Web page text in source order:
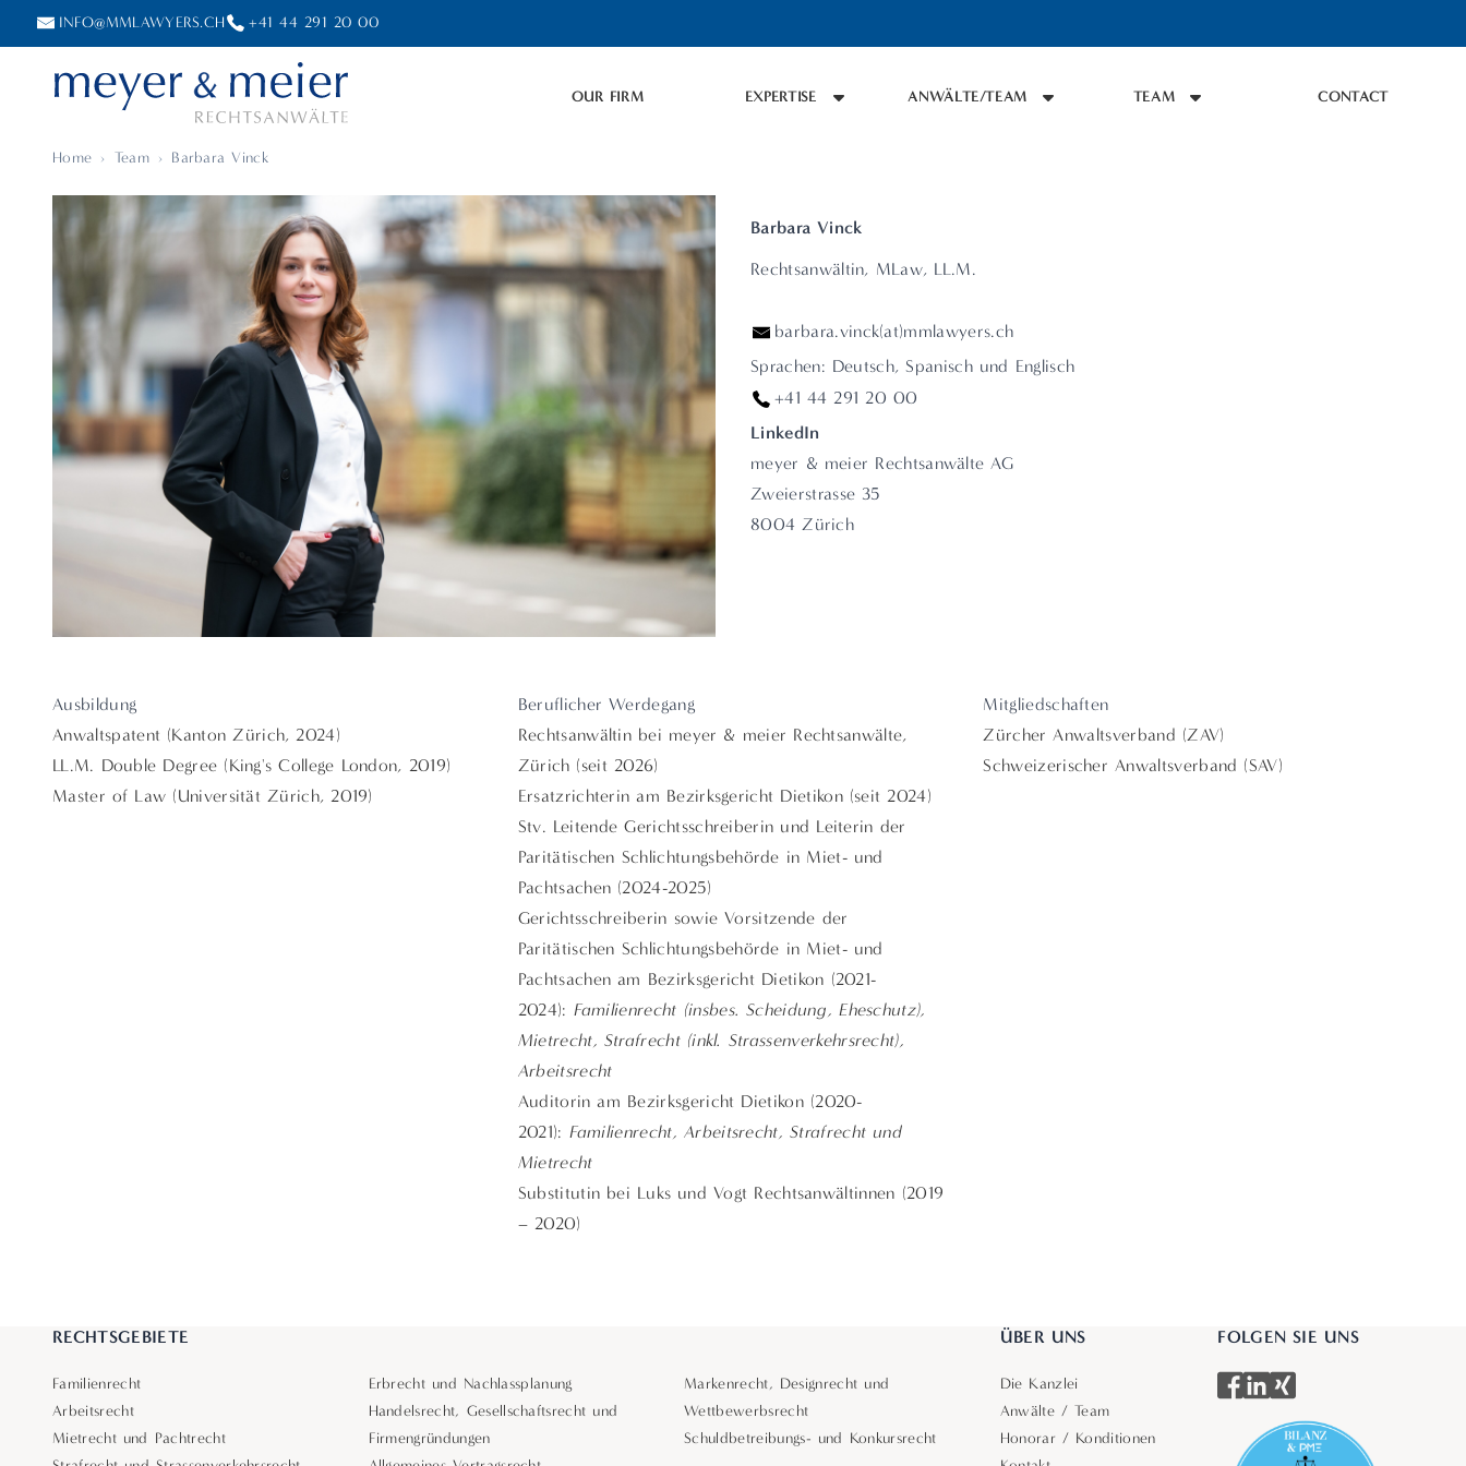
INFO@MMLAWYERS.CH +41 44 291 20 00
OUR FIRM EXPERTISE ANWÄLTE/TEAM TEAM CONTACT
Home › Team › Barbara Vinck
Barbara Vinck
Rechtsanwältin, MLaw, LL.M.
barbara.vinck(at)mmlawyers.ch
Sprachen: Deutsch, Spanisch und Englisch
+41 44 291 20 00
LinkedIn
meyer & meier Rechtsanwälte AG
Zweierstrasse 35
8004 Zürich
Ausbildung
Anwaltspatent (Kanton Zürich, 2024)
LL.M. Double Degree (King's College London, 2019)
Master of Law (Universität Zürich, 2019)
Beruflicher Werdegang
Rechtsanwältin bei meyer & meier Rechtsanwälte,
Zürich (seit 2026)
Ersatzrichterin am Bezirksgericht Dietikon (seit 2024)
Stv. Leitende Gerichtsschreiberin und Leiterin der
Paritätischen Schlichtungsbehörde in Miet- und
Pachtsachen (2024-2025)
Gerichtsschreiberin sowie Vorsitzende der
Paritätischen Schlichtungsbehörde in Miet- und
Pachtsachen am Bezirksgericht Dietikon (2021-
2024): Familienrecht (insbes. Scheidung, Eheschutz),
Mietrecht, Strafrecht (inkl. Strassenverkehrsrecht),
Arbeitsrecht
Auditorin am Bezirksgericht Dietikon (2020-
2021): Familienrecht, Arbeitsrecht, Strafrecht und
Mietrecht
Substitutin bei Luks und Vogt Rechtsanwältinnen (2019
– 2020)
Mitgliedschaften
Zürcher Anwaltsverband (ZAV)
Schweizerischer Anwaltsverband (SAV)
RECHTSGEBIETE
Familienrecht
Arbeitsrecht
Mietrecht und Pachtrecht
Erbrecht und Nachlassplanung
Handelsrecht, Gesellschaftsrecht und
Firmengründungen
Markenrecht, Designrecht und
Wettbewerbsrecht
Schuldbetreibungs- und Konkursrecht
ÜBER UNS
Die Kanzlei
Anwälte / Team
Honorar / Konditionen
FOLGEN SIE UNS